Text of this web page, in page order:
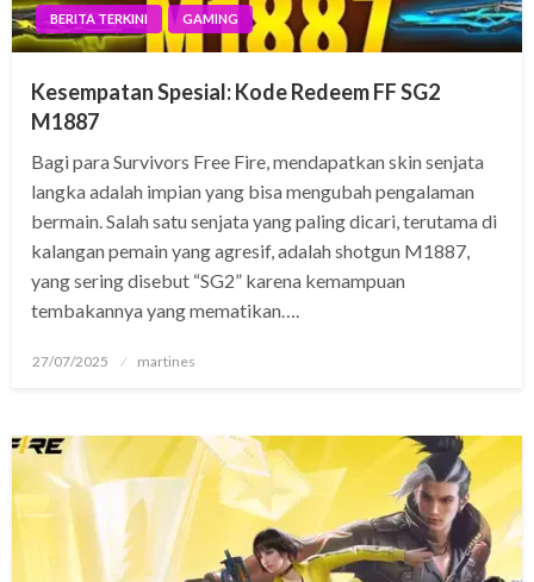
BERITA TERKINI GAMING
Kesempatan Spesial: Kode Redeem FF SG2
M1887
Bagi para Survivors Free Fire, mendapatkan skin senjata
langka adalah impian yang bisa mengubah pengalaman
bermain. Salah satu senjata yang paling dicari, terutama di
kalangan pemain yang agresif, adalah shotgun M1887,
yang sering disebut “SG2” karena kemampuan
tembakannya yang mematikan….
Posted
27/07/2025 martines